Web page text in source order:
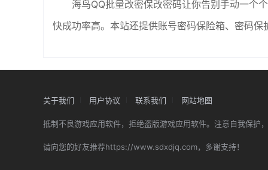
海鸟QQ批量改密保改密码让你告别手动一个
快成功率高。本站还提供账号密码保险箱、密码
关于我们 用户协议 联系我们 网站地图
抵制不良游戏应用软件，拒绝盗版游戏应用软件。注意自我保护
请向您的好友推荐https://www.sdxdjq.com，多谢支持！